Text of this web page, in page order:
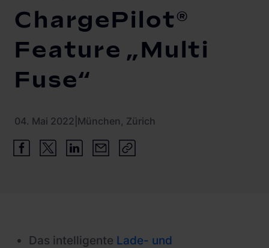
Ladesäulen
PV-fähige Wallboxen
Dienstwagen Wallboxen
Set-Angebote
Ladekabel
Vehicle-to-Grid
Gewerbespeicher
ChargePilot®
Feature „Multi
Fuse“
04. Mai 2022 München, Zürich
Das intelligente Lade- und